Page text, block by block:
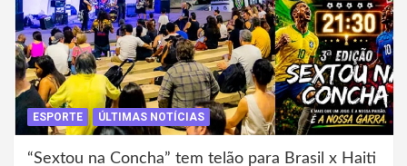
ESPORTE ÚLTIMAS NOTÍCIAS
“Sextou na Concha” tem telão para Brasil x Haiti